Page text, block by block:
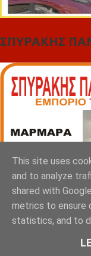
ΣΠΥΡΑΚΗΣ
This site uses
and to analyze
shared with
metrics to ensure
statistics, and to